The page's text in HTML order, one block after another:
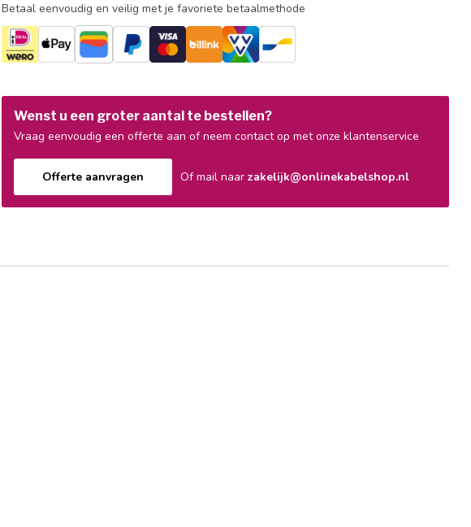
Betaal eenvoudig en veilig met je favoriete betaalmethode
Wenst u een groter aantal te bestellen?
Vraag eenvoudig een offerte aan of neem contact op met onze klantenservice
Offerte aanvragen Of mail naarzakelijk@onlinekabelshop.nl